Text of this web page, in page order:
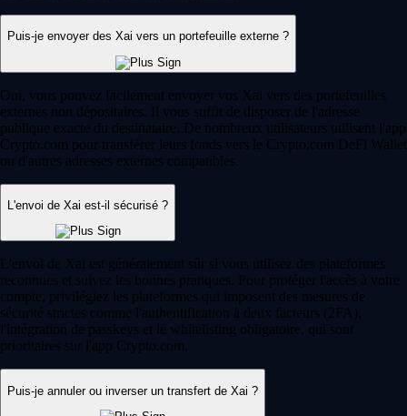
Puis-je envoyer des Xai vers un portefeuille externe ?
Oui, vous pouvez facilement envoyer vos Xai vers des portefeuilles
externes non dépositaires. Il vous suffit de disposer de l'adresse
publique exacte du destinataire. De nombreux utilisateurs utilisent l'app
Crypto.com pour transférer leurs fonds vers le Crypto.com DeFi Wallet
ou d'autres adresses externes compatibles.
L'envoi de Xai est-il sécurisé ?
L'envoi de Xai est généralement sûr si vous utilisez des plateformes
reconnues et suivez les bonnes pratiques. Pour protéger l'accès à votre
compte, privilégiez les plateformes qui imposent des mesures de
sécurité strictes comme l'authentification à deux facteurs (2FA),
l'intégration de passkeys et le whitelisting obligatoire, qui sont
prioritaires sur l'app Crypto.com.
Puis-je annuler ou inverser un transfert de Xai ?